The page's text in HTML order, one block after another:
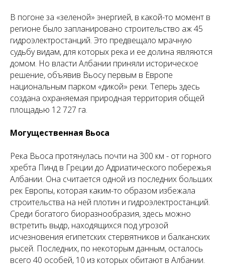
В погоне за «зеленой» энергией, в какой-то момент в
регионе было запланировано строительство аж 45
гидроэлектростанций. Это предвещало мрачную
судьбу видам, для которых река и ее долина являются
домом. Но власти Албании приняли историческое
решение, объявив Вьосу ​​первым в Европе
национальным парком «дикой» реки. Теперь здесь
создана охраняемая природная территория общей
площадью 12 727 га.
Могущественная Вьоса
Река Вьоса протянулась почти на 300 км - от горного
хребта Пинд в Греции до Адриатического побережья
Албании. Она считается одной из последних больших
рек Европы, которая каким-то образом избежала
строительства на ней плотин и гидроэлектростанций.
Среди богатого биоразнообразия, здесь можно
встретить выдр, находящихся под угрозой
исчезновения египетских стервятников и балканских
рысей. Последних, по некоторым данным, осталось
всего 40 особей, 10 из которых обитают в Албании.